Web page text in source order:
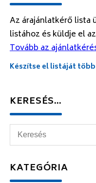
Az árajánlatkérő lista
listához és küldje el
Tovább az
Készítse el listáját
KERESÉS…
KATEGÓRIA